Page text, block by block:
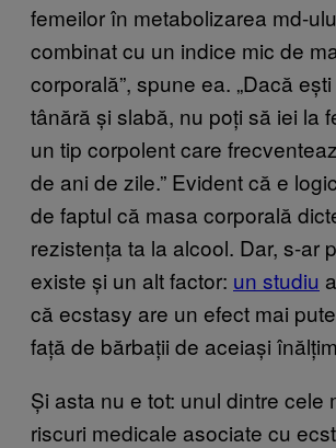
femeilor în metabolizarea md-
combinat cu un indice mic de
corporală”, spune ea. „Dacă
tânără și slabă, nu poți să iei la
un tip corpolent care
de ani de zile.” Evident că e
de faptul că masa corporală
rezistența ta la alcool. Dar, s-ar
existe și un alt factor: un studiu
că ecstasy are un efect mai
față de bărbații de aceiași
Și asta nu e tot: unul dintre cele
riscuri medicale asociate cu